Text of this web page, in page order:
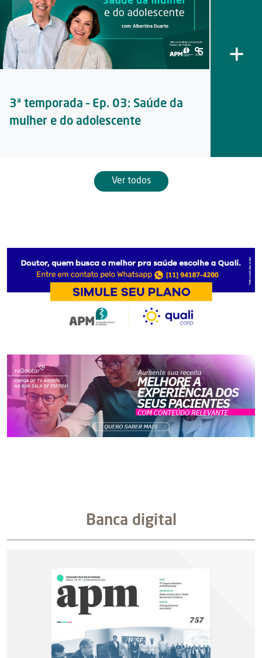
3ª temporada – Ep. 03: Saúde da
mulher e do adolescente
Ver todos
Banca digital